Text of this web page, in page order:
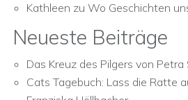
Kathleen zu Wo Geschichten
Neueste Beiträge
Das Kreuz des Pilgers von Petra
Cats Tagebuch: Lass die Ratte